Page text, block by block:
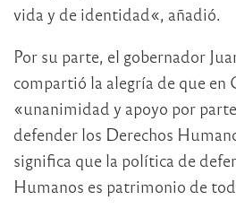
vida y de identidad«, añadió.
Por su parte, el gobernador
compartió la alegría de que en
«unanimidad y apoyo por
defender los Derechos
significa que la política de
Humanos es patrimonio de